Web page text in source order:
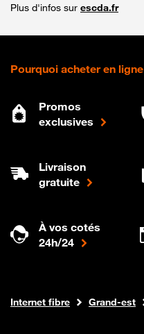
Plus d'infos sur escda.fr
Pourquoi acheter en ligne
Promos
exclusives
Livraison
gratuite
À vos cotés
24h/24
Boutique Orange
Internet fibre Grand-est